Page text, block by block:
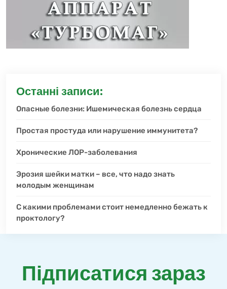
Останні записи:
Опасные болезни: Ишемическая болезнь сердца
Простая простуда или нарушение иммунитета?
Хронические ЛОР-заболевания
Эрозия шейки матки – все, что надо знать
молодым женщинам
С какими проблемами стоит немедленно бежать к
проктологу?
Підписатися зараз